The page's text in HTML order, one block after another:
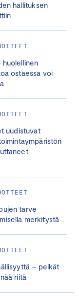
hallituksen
ostaessa voi
uudistuvat
tarve
merkitystä
– pelkät
riitä